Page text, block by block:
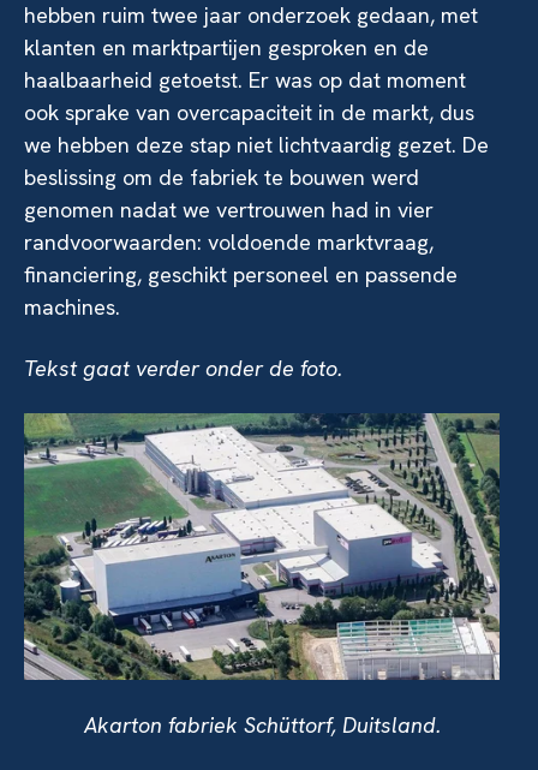
hebben ruim twee jaar onderzoek gedaan, met
klanten en marktpartijen gesproken en de
haalbaarheid getoetst. Er was op dat moment
ook sprake van overcapaciteit in de markt, dus
we hebben deze stap niet lichtvaardig gezet. De
beslissing om de fabriek te bouwen werd
genomen nadat we vertrouwen had in vier
randvoorwaarden: voldoende marktvraag,
financiering, geschikt personeel en passende
machines.
Tekst gaat verder onder de foto.
Akarton fabriek Schüttorf, Duitsland.